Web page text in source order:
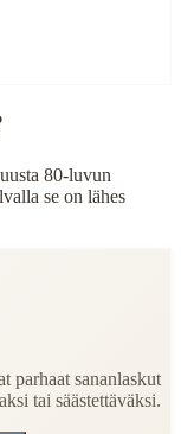
80-luvun
se on lähes
parhaat sananlaskut
tai säästettäväksi.